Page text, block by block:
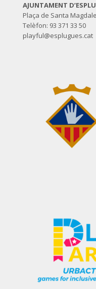
AJUNTAMENT
Plaça de Santa
Telèfon: 93 371 33 50
playful@esplugues.cat